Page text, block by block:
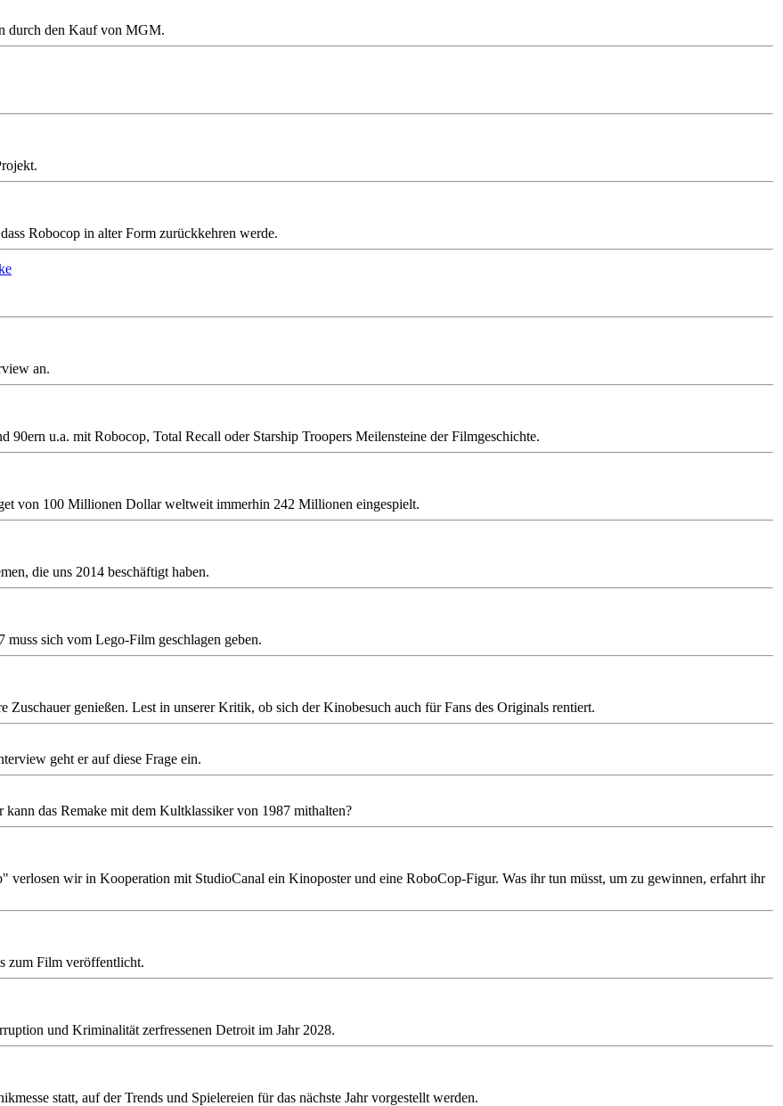
durch den Kauf von MGM.
Robocop in alter Form zurückkehren werde.
an.
90ern u.a. mit Robocop, Total Recall oder Starship Troopers Meilensteine der Filmgeschichte.
von 100 Millionen Dollar weltweit immerhin 242 Millionen eingespielt.
die uns 2014 beschäftigt haben.
sich vom Lego-Film geschlagen geben.
Zuschauer genießen. Lest in unserer Kritik, ob sich der Kinobesuch auch für Fans des Originals rentiert.
geht er auf diese Frage ein.
das Remake mit dem Kultklassiker von 1987 mithalten?
wir in Kooperation mit StudioCanal ein Kinoposter und eine RoboCop-Figur. Was ihr tun müsst, um zu gewinnen, erfahrt ihr
zum Film veröffentlicht.
und Kriminalität zerfressenen Detroit im Jahr 2028.
statt, auf der Trends und Spielereien für das nächste Jahr vorgestellt werden.